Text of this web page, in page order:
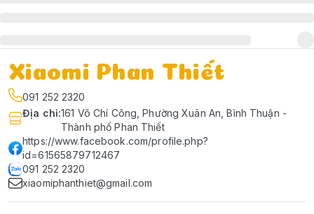
Xiaomi Phan Thiết
091 252 2320
Địa chỉ:161 Võ Chí Công, Phường Xuân An, Bình Thuận -
Thành phố Phan Thiết
https://www.facebook.com/profile.php?
id=61565879712467
091 252 2320
xiaomiphanthiet@gmail.com